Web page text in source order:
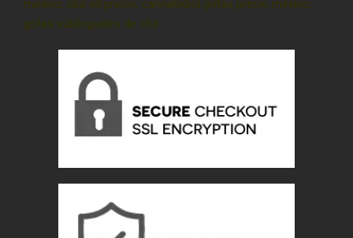
mexico, cbd oil precio, cannabidiol gotas precio méxico,
gotas sublinguales de cbd